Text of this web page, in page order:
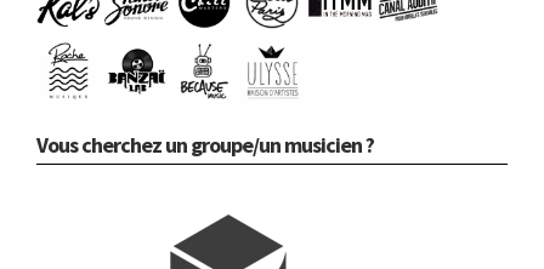
Vous cherchez un groupe/un musicien ?